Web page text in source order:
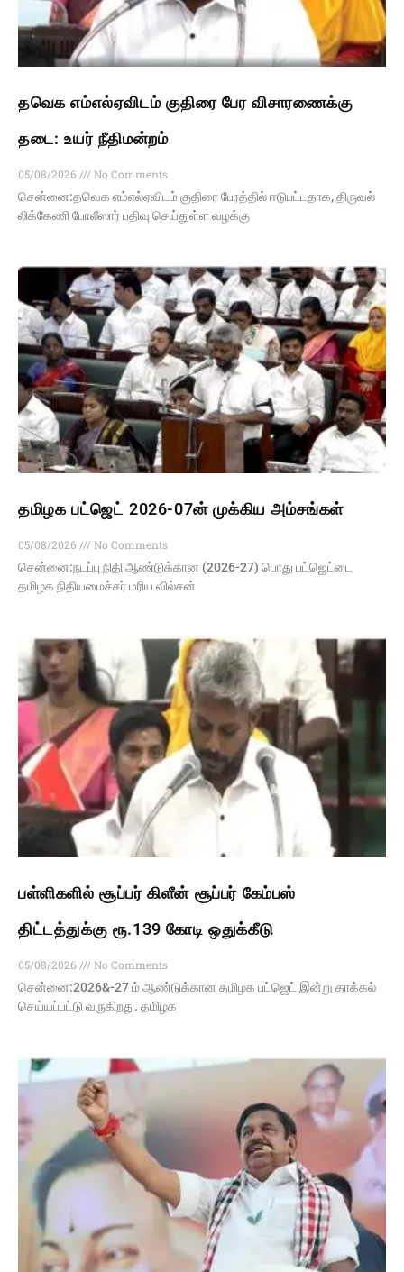
தவெக எம்எல்ஏவிடம் குதிரை பேர விசாரணைக்கு
தடை: உயர் நீதிமன்றம்
05/08/2026
No Comments
சென்னை:தவெக எம்​எல்​ஏ​விடம் குதிரை பேரத்​தில் ஈடு​பட்​ட​தாக, திரு​வல்​
லிக்​கேணி போலீ​ஸார் பதிவு செய்​துள்ள வழக்கு
தமிழக பட்ஜெட் 2026-07ன் முக்கிய அம்சங்கள்
05/08/2026
No Comments
சென்னை:நடப்பு நிதி ஆண்​டுக்​கான (2026-27) பொது பட்ஜெட்​டை
தமிழக நிதியமைச்சர் மரிய வில்சன்
பள்ளிகளில் சூப்பர் கிளீன் சூப்பர் கேம்பஸ்
திட்டத்துக்கு ரூ.139 கோடி ஒதுக்கீடு
05/08/2026
No Comments
சென்னை:2026&-27 ம் ஆண்டுக்கான தமிழக பட்ஜெட் இன்று தாக்கல்
செய்யப்பட்டு வருகிறது. தமிழக